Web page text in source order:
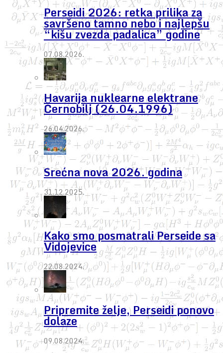
Perseidi 2026: retka prilika za
savršeno tamno nebo i najlepšu
“kišu zvezda padalica” godine
07.08.2026.
Havarija nuklearne elektrane
Černobilj (26.04.1996)
26.04.2026.
Srećna nova 2026. godina
31.12.2025.
Kako smo posmatrali Perseide sa
Vidojevice
22.08.2024.
Pripremite želje, Perseidi ponovo
dolaze
09.08.2024.